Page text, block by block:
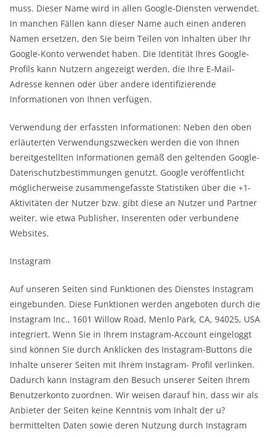
muss. Dieser Name wird in allen Google-Diensten verwendet.
In manchen Fällen kann dieser Name auch einen anderen
Namen ersetzen, den Sie beim Teilen von Inhalten über Ihr
Google-Konto verwendet haben. Die Identität Ihres Google-
Profils kann Nutzern angezeigt werden, die Ihre E-Mail-
Adresse kennen oder über andere identifizierende
Informationen von Ihnen verfügen.
Verwendung der erfassten Informationen: Neben den oben
erläuterten Verwendungszwecken werden die von Ihnen
bereitgestellten Informationen gemäß den geltenden Google-
Datenschutzbestimmungen genutzt. Google veröffentlicht
möglicherweise zusammengefasste Statistiken über die +1-
Aktivitäten der Nutzer bzw. gibt diese an Nutzer und Partner
weiter, wie etwa Publisher, Inserenten oder verbundene
Websites.
Instagram
Auf unseren Seiten sind Funktionen des Dienstes Instagram
eingebunden. Diese Funktionen werden angeboten durch die
Instagram Inc., 1601 Willow Road, Menlo Park, CA, 94025, USA
integriert. Wenn Sie in Ihrem Instagram-Account eingeloggt
sind können Sie durch Anklicken des Instagram-Buttons die
Inhalte unserer Seiten mit Ihrem Instagram- Profil verlinken.
Dadurch kann Instagram den Besuch unserer Seiten Ihrem
Benutzerkonto zuordnen. Wir weisen darauf hin, dass wir als
Anbieter der Seiten keine Kenntnis vom Inhalt der u?
bermittelten Daten sowie deren Nutzung durch Instagram